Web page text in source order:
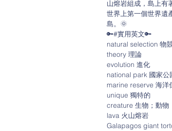
山熔岩組成，島上有
世界上第一個世界遺
島。🌞
🔑#實用英文🔑
natural selection 物
theory 理論
evolution 進化
national park 國家公
marine reserve 海洋
unique 獨特的
creature 生物；動物
lava 火山熔岩
Galapagos giant